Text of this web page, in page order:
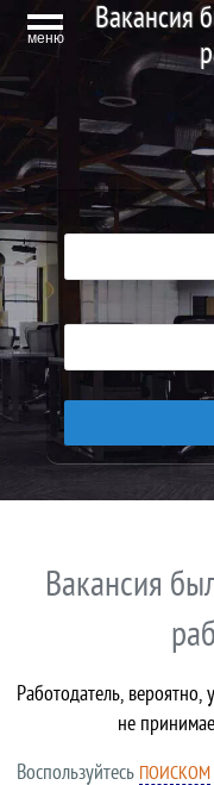
меню
Вакансия
Вакансия
Работодатель,
не
Воспользуйтесь ПОИСКОМ